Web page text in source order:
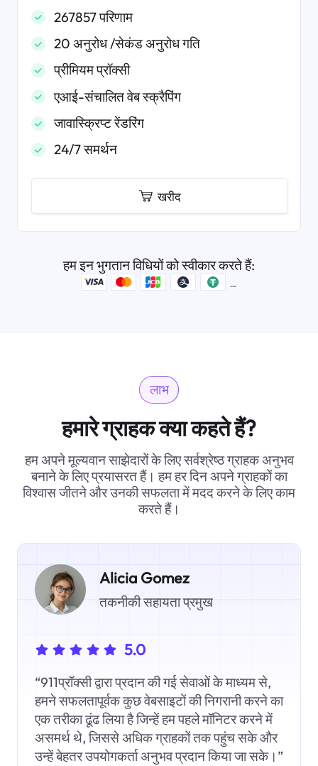
267857 परिणाम
20 अनुरोध /सेकंड अनुरोध गति
प्रीमियम प्रॉक्सी
एआई-संचालित वेब स्क्रैपिंग
जावास्क्रिप्ट रेंडरिंग
24/7 समर्थन
खरीद
हम इन भुगतान विधियों को स्वीकार करते हैं:
लाभ
हमारे ग्राहक क्या कहते हैं?
हम अपने मूल्यवान साझेदारों के लिए सर्वश्रेष्ठ ग्राहक अनुभव
बनाने के लिए प्रयासरत हैं। हम हर दिन अपने ग्राहकों का
विश्वास जीतने और उनकी सफलता में मदद करने के लिए काम
करते हैं।
Alicia Gomez
तकनीकी सहायता प्रमुख
5.0
“911प्रॉक्सी द्वारा प्रदान की गई सेवाओं के माध्यम से,
हमने सफलतापूर्वक कुछ वेबसाइटों की निगरानी करने का
एक तरीका ढूंढ लिया है जिन्हें हम पहले मॉनिटर करने में
असमर्थ थे, जिससे अधिक ग्राहकों तक पहुंच सके और
उन्हें बेहतर उपयोगकर्ता अनुभव प्रदान किया जा सके।”